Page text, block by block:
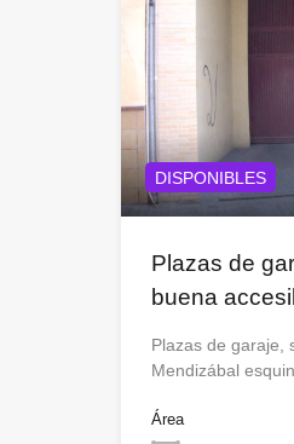
DISPONIBLES
Plazas de
buena
Plazas de garaje,
Mendizábal
Área